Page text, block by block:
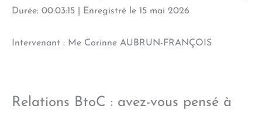
SHARE
Durée: 00:03:15
Enregistré le 15 mai 2026
Intervenant : Me Corinne AUBRUN-FRANÇOIS
Relations BtoC : avez-vous pensé à